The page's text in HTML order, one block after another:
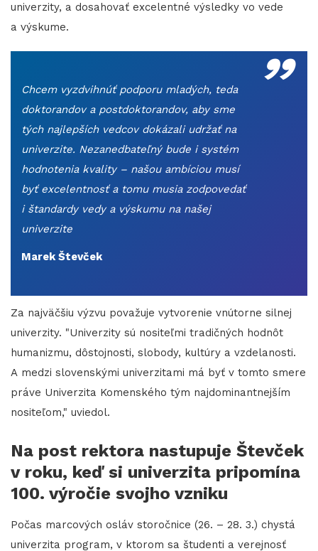
univerzity, a dosahovať excelentné výsledky vo vede
a výskume.
„
Chcem vyzdvihnúť podporu mladých, teda
doktorandov a postdoktorandov, aby sme
tých najlepších vedcov dokázali udržať na
univerzite. Nezanedbateľný bude i systém
hodnotenia kvality – našou ambíciou musí
byť excelentnosť a tomu musia zodpovedať
i štandardy vedy a výskumu na našej
univerzite
Marek Števček
Za najväčšiu výzvu považuje vytvorenie vnútorne silnej
univerzity. "Univerzity sú nositeľmi tradičných hodnôt
humanizmu, dôstojnosti, slobody, kultúry a vzdelanosti.
A medzi slovenskými univerzitami má byť v tomto smere
práve Univerzita Komenského tým najdominantnejším
nositeľom," uviedol.
Na post rektora nastupuje Števček
v roku, keď si univerzita pripomína
100. výročie svojho vzniku
Počas marcových osláv storočnice (26. – 28. 3.) chystá
univerzita program, v ktorom sa študenti a verejnosť